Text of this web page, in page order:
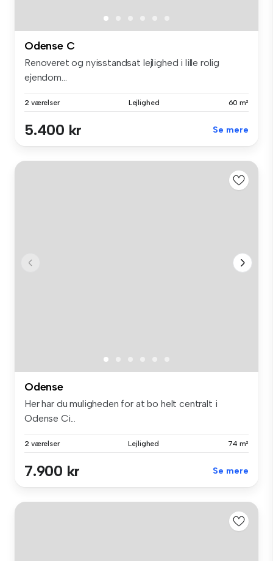
Odense C
Renoveret og nyisstandsat lejlighed i lille rolig
ejendom...
2 værelser Lejlighed 60 m²
5.400 kr Se mere
Odense
Her har du muligheden for at bo helt centralt i
Odense Ci...
2 værelser Lejlighed 74 m²
7.900 kr Se mere